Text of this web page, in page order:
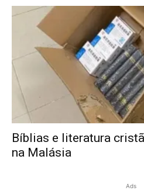
Bíblias e literatura
na Malásia
Ads